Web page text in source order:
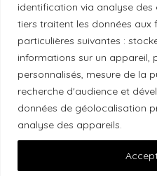
identification via analyse des
tiers traitent les données aux
particulières suivantes :
informations sur un appareil,
personnalisés, mesure de la
recherche d'audience et
données de géolocalisation
analyse des appareils.
Local Market, marque
Chats Gourmets Ltd.
installations, situées au
Orléans), se trouvent sur
cédé du peuple algonquin
reconnaissons et
autochtones qui sont les
actuels de ces terres.